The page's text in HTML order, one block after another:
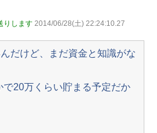
りします 2014/06/28(土) 22:24:10.27
だけど、まだ資金と知識がな
で20万くらい貯まる予定だか